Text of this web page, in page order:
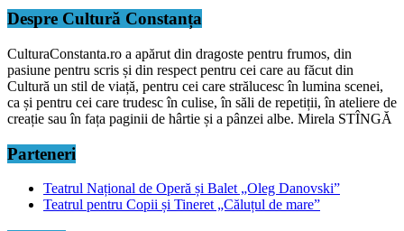
Despre Cultură Constanța
CulturaConstanta.ro a apărut din dragoste pentru frumos, din
pasiune pentru scris și din respect pentru cei care au făcut din
Cultură un stil de viață, pentru cei care strălucesc în lumina scenei,
ca și pentru cei care trudesc în culise, în săli de repetiții, în ateliere de
creație sau în fața paginii de hârtie și a pânzei albe. Mirela STÎNGĂ
Parteneri
Teatrul Național de Operă și Balet „Oleg Danovski”
Teatrul pentru Copii și Tineret „Căluțul de mare”